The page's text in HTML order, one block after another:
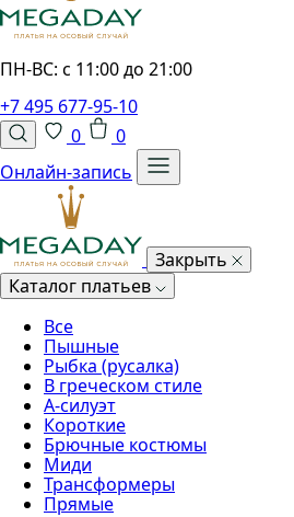
ПН-ВС: с 11:00 до 21:00
+7 495 677-95-10
0
0
Онлайн-запись
Закрыть
Каталог платьев
Все
Пышные
Рыбка (русалка)
В греческом стиле
А-силуэт
Короткие
Брючные костюмы
Миди
Трансформеры
Прямые